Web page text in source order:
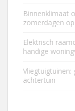
Binnenklimaat
zomerdagen
Elektrisch
handige
achtertuin